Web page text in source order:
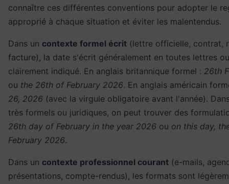
connaître ces différentes conventions pour adopter le
approprié à chaque situation et éviter les malentendus.
Dans un contexte formel écrit (lettre officielle, contrat,
facture), la date s'écrit généralement en toutes lettres
clairement indiqué. En anglais britannique formel : 26th
ou the 26th of February 2026. En anglais américain
26, 2026 (avec la virgule obligatoire avant l'année).
très formels ou juridiques, on peut trouver des
26th day of February in the year 2026 ou on this day,
February 2026.
Dans un contexte professionnel courant (e-mails,
présentations, compte-rendus), les formats sont